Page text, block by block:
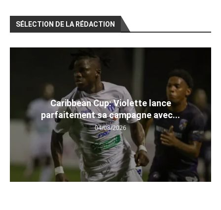
SÉLECTION DE LA RÉDACTION
Caribbean Cup: Violette lance
parfaitement sa campagne avec...
04/08/2026